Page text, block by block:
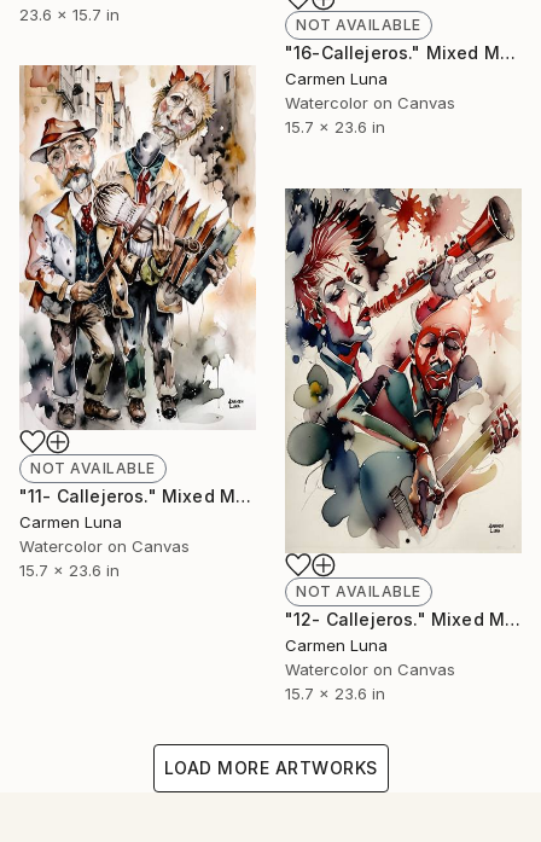
NOT AVAILABLE
"16-Callejeros." Mixed Media
Carmen Luna
Watercolor on Canvas
15.7 x 23.6 in
23.6 x 15.7 in
NOT AVAILABLE
"11- Callejeros." Mixed Media
Carmen Luna
Watercolor on Canvas
15.7 x 23.6 in
NOT AVAILABLE
"12- Callejeros." Mixed Media
Carmen Luna
Watercolor on Canvas
15.7 x 23.6 in
LOAD MORE ARTWORKS